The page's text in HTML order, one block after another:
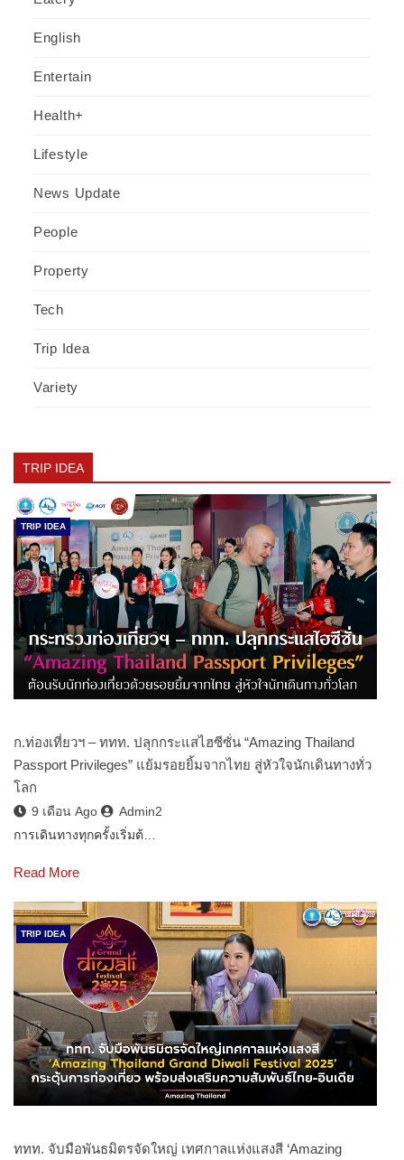
English
Entertain
Health+
Lifestyle
News Update
People
Property
Tech
Trip Idea
Variety
TRIP IDEA
TRIP IDEA
ก.ท่องเที่ยวฯ – ททท. ปลุกกระแสไฮซีซั่น “Amazing Thailand
Passport Privileges” แย้มรอยยิ้มจากไทย สู่หัวใจนักเดินทางทั่ว
โลก
9 เดือน Ago
Admin2
การเดินทางทุกครั้งเริ่มต้…
Read More
TRIP IDEA
ททท. จับมือพันธมิตรจัดใหญ่ เทศกาลแห่งแสงสี ‘Amazing